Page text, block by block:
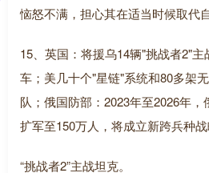
恼怒不满，担心其在适当时候取代
15、英国：将援乌14辆"挑战者2"
车；美几十个"星链"系统和80多架
队；俄国防部：2023年至2026年，
扩军至150万人，将成立新跨兵种战
“挑战者2”主战坦克。